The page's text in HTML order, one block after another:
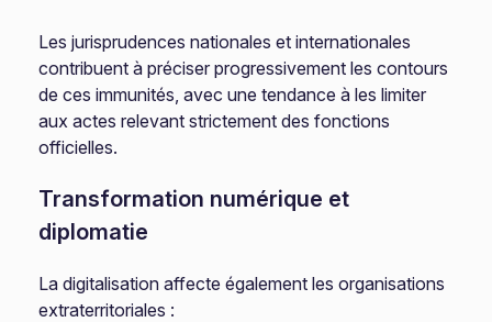
Les jurisprudences nationales et internationales
contribuent à préciser progressivement les contours
de ces immunités, avec une tendance à les limiter
aux actes relevant strictement des fonctions
officielles.
Transformation numérique et
diplomatie
La digitalisation affecte également les organisations
extraterritoriales :